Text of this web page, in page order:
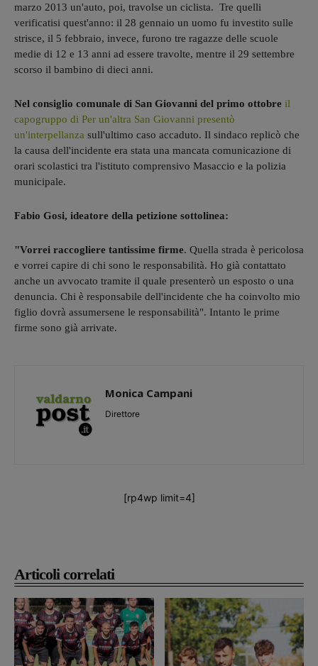
Articoli correlati
marzo 2013 un'auto, poi, travolse un ciclista. Tre quelli
verificatisi quest'anno: il 28 gennaio un uomo fu investito sulle
strisce, il 5 febbraio, invece, furono tre ragazze delle scuole
medie di 12 e 13 anni ad essere travolte, mentre il 29 settembre
scorso il bambino di dieci anni.
Nel consiglio comunale di San Giovanni del primo ottobre il
capogruppo di Per un'altra San Giovanni presentò
un'interpellanza sull'ultimo caso accaduto. Il sindaco replicò che
la causa dell'incidente era stata una mancata comunicazione di
orari scolastici tra l'istituto comprensivo Masaccio e la polizia
municipale.
Fabio Gosi, ideatore della petizione sottolinea:
"Vorrei raccogliere tantissime firme. Quella strada è pericolosa
e vorrei capire di chi sono le responsabilità. Ho già contattato
anche un avvocato tramite il quale presenterò un esposto o una
denuncia. Chi è responsabile dell'incidente che ha coinvolto mio
figlio dovrà assumersene le responsabilità". Intanto le prime
firme sono già arrivate.
Monica Campani
Direttore
[rp4wp limit=4]